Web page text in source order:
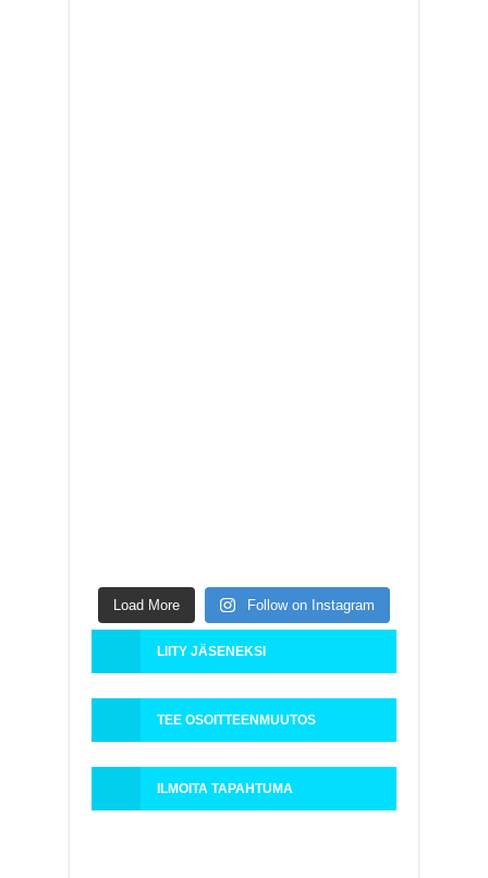
Load More Follow on Instagram
LIITY JÄSENEKSI
TEE OSOITTEENMUUTOS
ILMOITA TAPAHTUMA